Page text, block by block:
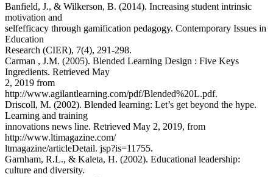
Banfield, J., & Wilkerson, B. (2014). Increasing student intrinsic
motivation and
selfefficacy through gamification pedagogy. Contemporary Issues in
Education
Research (CIER), 7(4), 291-298.
Carman , J.M. (2005). Blended Learning Design : Five Keys
Ingredients. Retrieved May
2, 2019 from
http://www.agilantlearning.com/pdf/Blended%20L.pdf.
Driscoll, M. (2002). Blended learning: Let’s get beyond the hype.
Learning and training
innovations news line. Retrieved May 2, 2019, from
http://www.ltimagazine.com/
ltmagazine/articleDetail. jsp?is=11755.
Garnham, R.L., & Kaleta, H. (2002). Educational leadership:
culture and diversity.